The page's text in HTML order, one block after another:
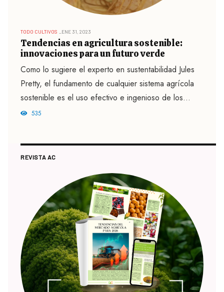
TODO CULTIVOS ENE 31, 2023
Tendencias en agricultura sostenible:
innovaciones para un futuro verde
Como lo sugiere el experto en sustentabilidad Jules
Pretty, el fundamento de cualquier sistema agrícola
sostenible es el uso efectivo e ingenioso de los
recursos locales por parte de pequeños...
535
REVISTA AC